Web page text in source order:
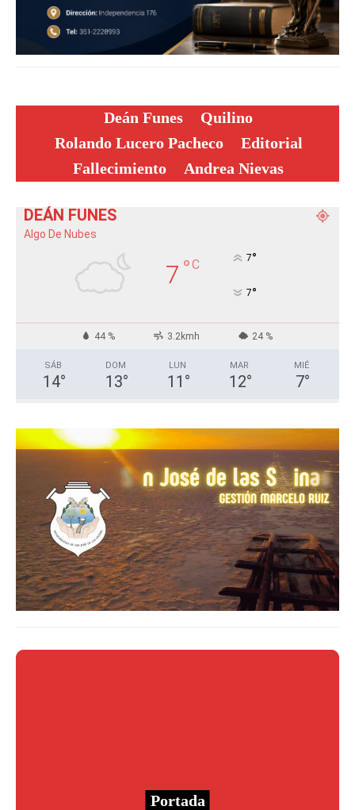
Deán Funes
Quilino
Rolando Lucero Pacheco
Editorial
Fallecimiento
Andrea Nievas
DEÁN FUNES
Algo De Nubes
7 °C 7°
7°
44 % 3.2kmh 24 %
SÁB
14°
DOM
13°
LUN
11 °
MAR
12°
MIÉ
7°
Portada